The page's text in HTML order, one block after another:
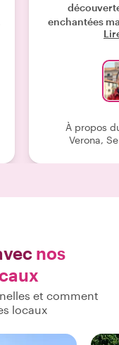
enchantées
sommes
endroits
bonne cuisine
de parcourir
nous
journée
encore
et notre
À propos
Verona,
nos
et comment
locaux